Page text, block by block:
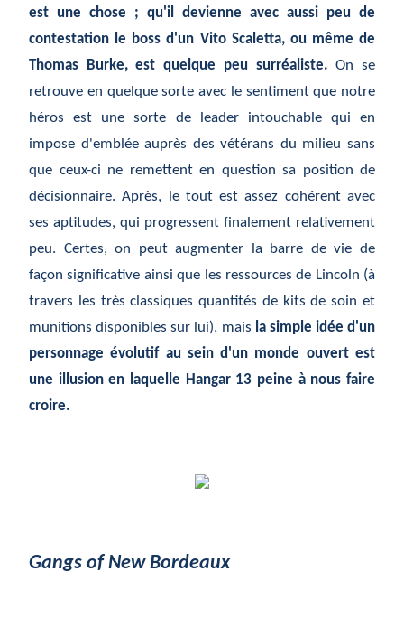
est une chose ; qu'il devienne avec aussi peu de
contestation le boss d'un Vito Scaletta, ou même de
Thomas Burke, est quelque peu surréaliste. On se
retrouve en quelque sorte avec le sentiment que notre
héros est une sorte de leader intouchable qui en
impose d'emblée auprès des vétérans du milieu sans
que ceux-ci ne remettent en question sa position de
décisionnaire. Après, le tout est assez cohérent avec
ses aptitudes, qui progressent finalement relativement
peu. Certes, on peut augmenter la barre de vie de
façon significative ainsi que les ressources de Lincoln (à
travers les très classiques quantités de kits de soin et
munitions disponibles sur lui), mais la simple idée d'un
personnage évolutif au sein d'un monde ouvert est
une illusion en laquelle Hangar 13 peine à nous faire
croire.
Gangs of New Bordeaux